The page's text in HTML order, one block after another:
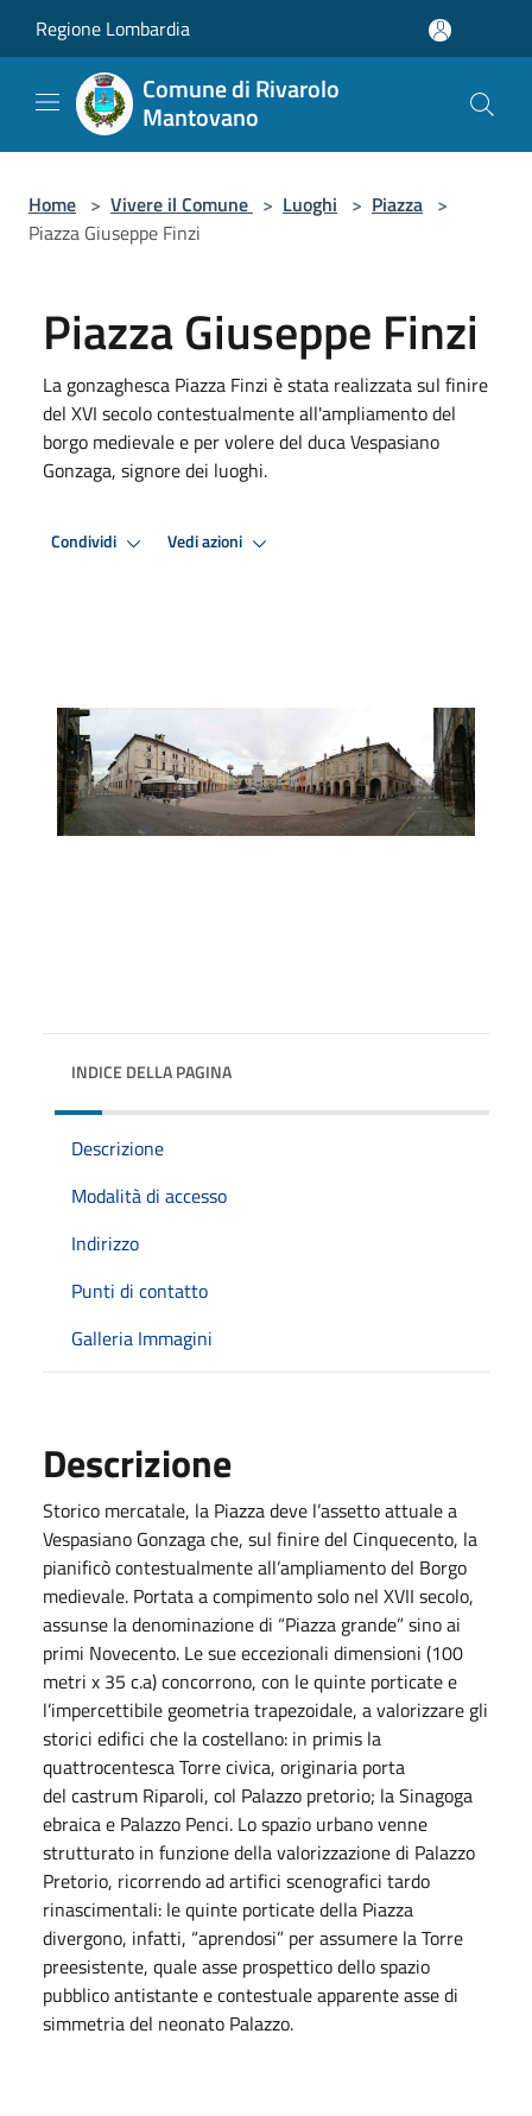
Regione Lombardia
Comune di Rivarolo
Mantovano
Home > Vivere il Comune > Luoghi > Piazza >
Piazza Giuseppe Finzi
Piazza Giuseppe Finzi
La gonzaghesca Piazza Finzi è stata realizzata sul finire
del XVI secolo contestualmente all'ampliamento del
borgo medievale e per volere del duca Vespasiano
Gonzaga, signore dei luoghi.
Condividi Vedi azioni
INDICE DELLA PAGINA
Descrizione
Modalità di accesso
Indirizzo
Punti di contatto
Galleria Immagini
Descrizione
Storico mercatale, la Piazza deve l’assetto attuale a
Vespasiano Gonzaga che, sul finire del Cinquecento, la
pianificò contestualmente all’ampliamento del Borgo
medievale. Portata a compimento solo nel XVII secolo,
assunse la denominazione di “Piazza grande” sino ai
primi Novecento. Le sue eccezionali dimensioni (100
metri x 35 c.a) concorrono, con le quinte porticate e
l’impercettibile geometria trapezoidale, a valorizzare gli
storici edifici che la costellano: in primis la
quattrocentesca Torre civica, originaria porta
del castrum Riparoli, col Palazzo pretorio; la Sinagoga
ebraica e Palazzo Penci. Lo spazio urbano venne
strutturato in funzione della valorizzazione di Palazzo
Pretorio, ricorrendo ad artifici scenografici tardo
rinascimentali: le quinte porticate della Piazza
divergono, infatti, “aprendosi” per assumere la Torre
preesistente, quale asse prospettico dello spazio
pubblico antistante e contestuale apparente asse di
simmetria del neonato Palazzo.